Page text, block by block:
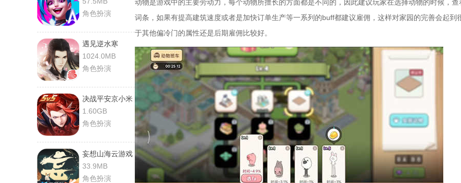
角色扮演
遇见逆水寒
1024.0MB
角色扮演
决战平安京小米
渠道服
1.60GB
角色扮演
妄想山海云游戏
33.9MB
角色扮演
动物是游戏中的主要劳动力，每个动物所擅长的方面都是不同的，因此建议玩家在选择动物的时候，
词条，如果有提高建筑速度或者是加快订单生产等一系列的buff都建议雇佣，这样对家园的完善会起到
于其他偏冷门的属性还是后期雇佣比较好。